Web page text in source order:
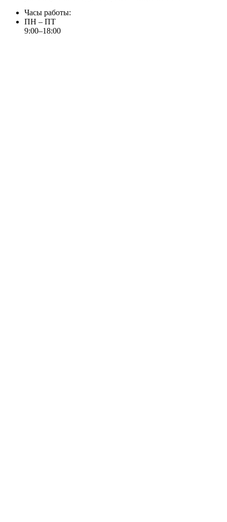
Часы работы:
ПН – ПТ
9:00–18:00